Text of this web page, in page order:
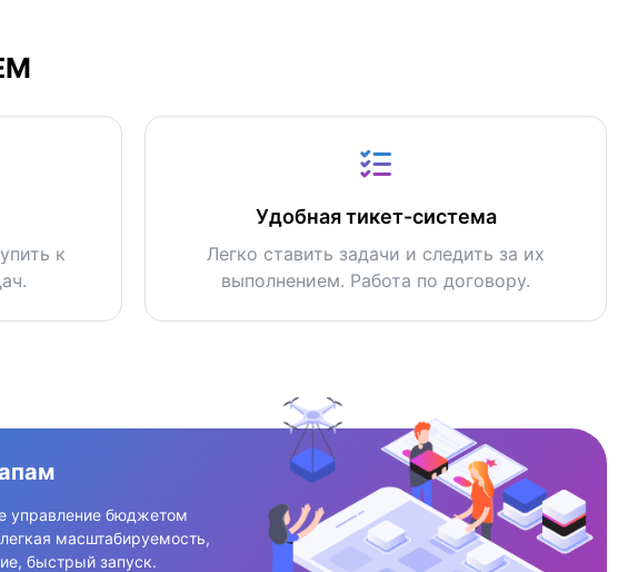
к
Удобная тикет-система
Легко ставить задачи и следить за их
выполнением. Работа по договору.
управление бюджетом
масштабируемость,
быстрый запуск.